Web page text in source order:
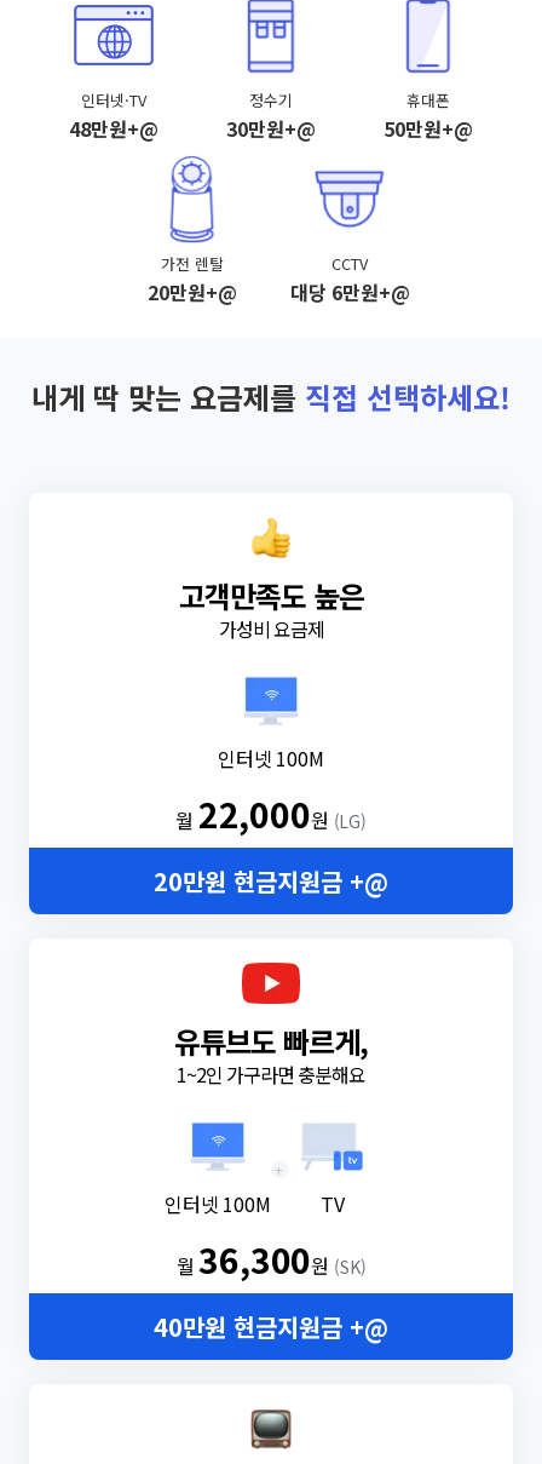
인터넷·TV
48만원+@
정수기
30만원+@
휴대폰
50만원+@
가전 렌탈
20만원+@
CCTV
대당 6만원+@
내게 딱 맞는 요금제를 직접 선택하세요!
고객만족도 높은
가성비 요금제
인터넷 100M
월 22,000원 (LG)
20만원 현금지원금 +@
유튜브도 빠르게,
1~2인 가구라면 충분해요
인터넷 100M
+
TV
월36,300원 (SK)
40만원 현금지원금 +@